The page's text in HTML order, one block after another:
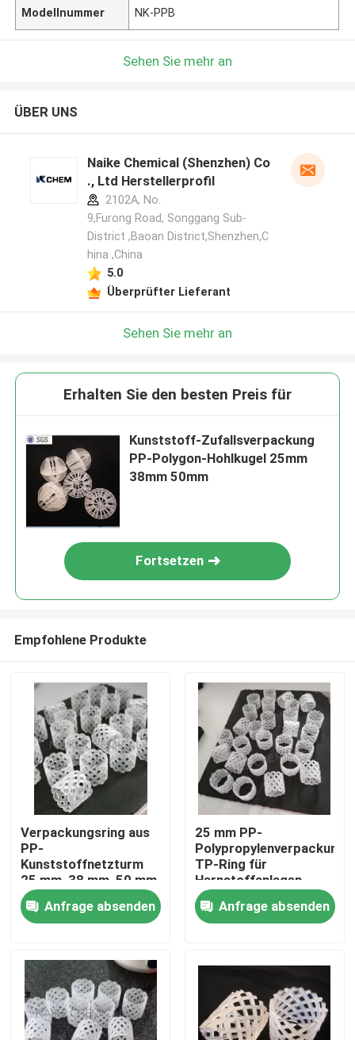
Produkte
Videos
Modellnummer NK-PPB
Sehen Sie mehr an
ÜBER UNS
Naike Chemical (Shenzhen) Co
., Ltd Herstellerprofil
2102A, No.
9,Furong Road, Songgang Sub-
District ,Baoan District,Shenzhen,C
hina ,China
5.0
Überprüfter Lieferant
Sehen Sie mehr an
Erhalten Sie den besten Preis für
Kunststoff-Zufallsverpackung
PP-Polygon-Hohlkugel 25mm
38mm 50mm
Fortsetzen
Empfohlene Produkte
Verpackungsring aus
PP-
Kunststoffnetzturm
25 mm, 38 mm, 50 mm
für Urea-Einheit in der
Düngemittelindustrie
Anfrage absenden
25 mm PP-
TP-Ring für
Harnstoffanlagen
Anfrage absenden